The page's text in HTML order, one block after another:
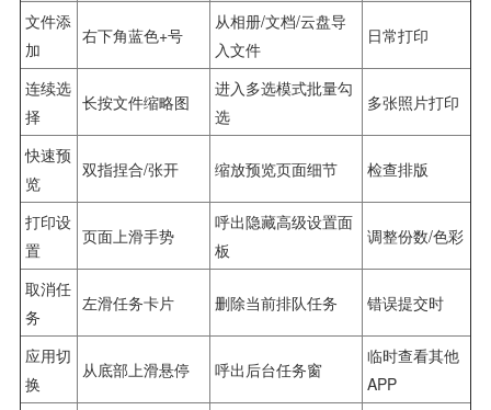
文件添
加
右下角蓝色+号
从相册/文档/云盘导
入文件
日常打印
连续选
择
长按文件缩略图
进入多选模式批量勾
选
多张照片打印
快速预
览
双指捏合/张开 缩放预览页面细节 检查排版
打印设
置
页面上滑手势
呼出隐藏高级设置面
板
调整份数/色彩
取消任
务
左滑任务卡片 删除当前排队任务 错误提交时
应用切
换
从底部上滑悬停 呼出后台任务窗
临时查看其他
APP